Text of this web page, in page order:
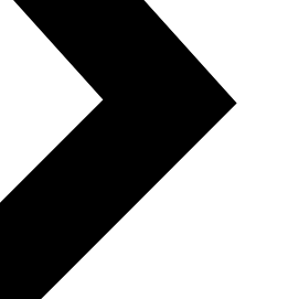
5G tīklu plašā industriālā
izveidot savu tīklu, piemēram,
risinājums nodrošina stabilu un